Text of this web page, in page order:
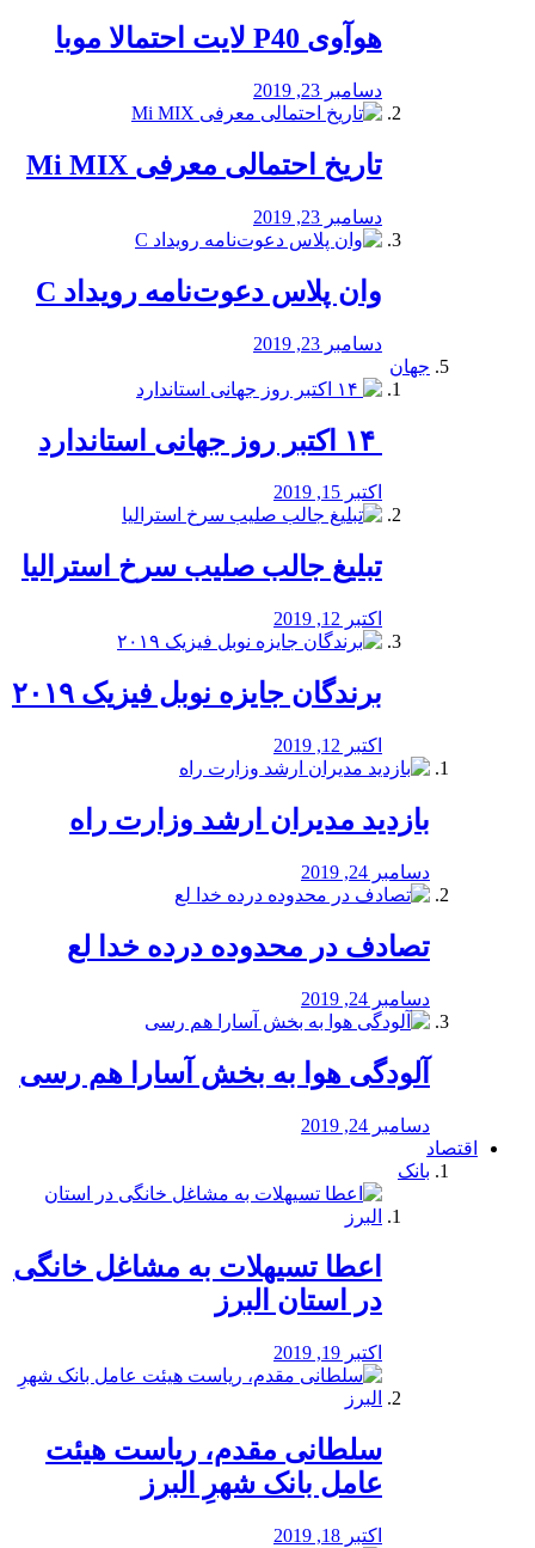
هوآوی P40 لایت احتمالا موبا
دسامبر 23, 2019
تاریخ احتمالی معرفی Mi MIX
دسامبر 23, 2019
وان پلاس دعوت‌نامه رویداد C
دسامبر 23, 2019
جهان
اکتبر 15, 2019
تبلیغ جالب صلیب سرخ استرالیا
اکتبر 12, 2019
برندگان جایزه نوبل فیزیک ۲۰۱۹
اکتبر 12, 2019
بازدید مدیران ارشد وزارت راه
دسامبر 24, 2019
تصادف در محدوده درده خدا لع
دسامبر 24, 2019
آلودگی هوا به بخش آسارا هم رسی
دسامبر 24, 2019
اقتصاد
بانک
️اعطا تسیهلات به مشاغل خانگی
در استان البرز
اکتبر 19, 2019
سلطانی مقدم، ریاست هیئت
عامل بانک شهرِ البرز
اکتبر 18, 2019